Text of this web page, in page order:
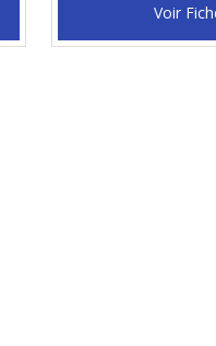
Voir